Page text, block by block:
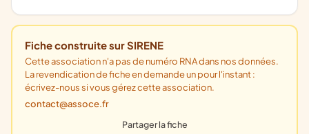
Fiche construite sur SIRENE
Cette association n'a pas de numéro RNA dans nos données.
La revendication de fiche en demande un pour l'instant :
écrivez-nous si vous gérez cette association.
contact@assoce.fr
Partager la fiche